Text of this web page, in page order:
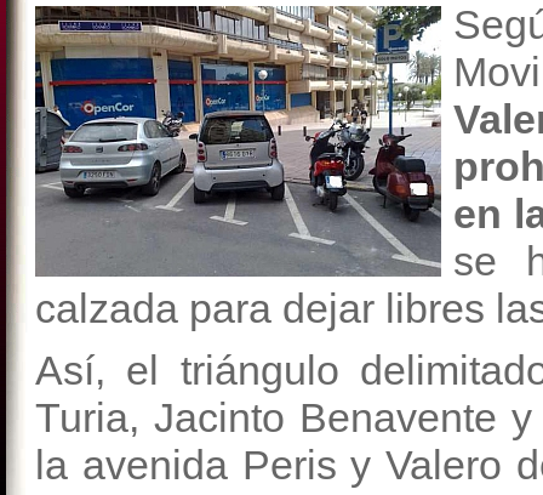
en
se
calzada para dejar libres
Así, el triángulo
Turia, Jacinto Benavente
la avenida Peris y Valero